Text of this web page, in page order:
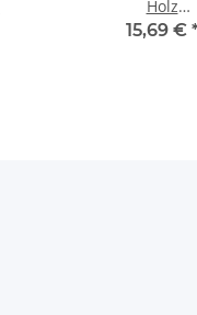
Holz
15,69 €